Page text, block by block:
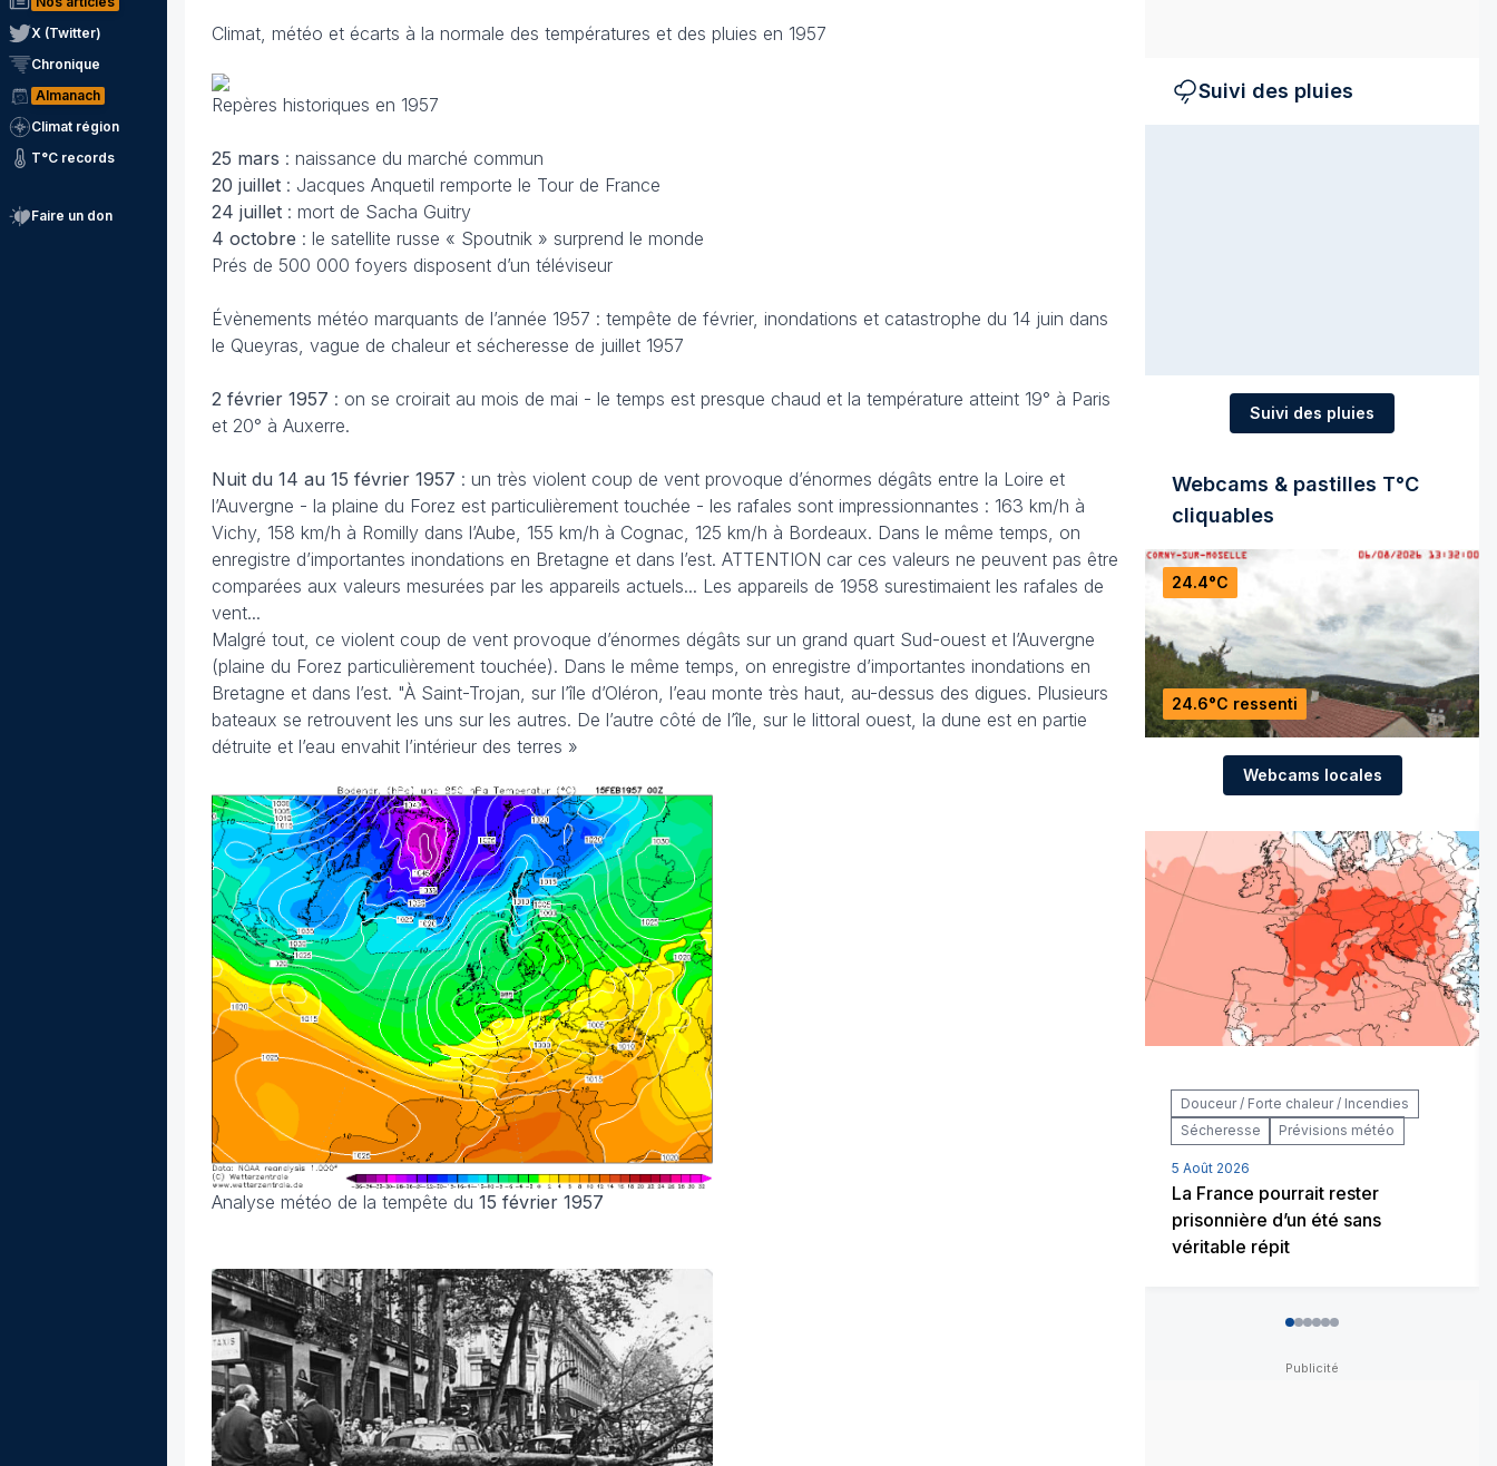
X (Twitter)
Chronique
Almanach
Climat région
T°C records
Faire un don
Climat, météo et écarts à la normale des températures et des pluies en 1957
Repères historiques en 1957
25 mars : naissance du marché commun
20 juillet : Jacques Anquetil remporte le Tour de France
24 juillet : mort de Sacha Guitry
4 octobre : le satellite russe « Spoutnik » surprend le monde
Prés de 500 000 foyers disposent d’un téléviseur
Évènements météo marquants de l’année 1957 : tempête de février, inondations et catastrophe du 14 juin dans
le Queyras, vague de chaleur et sécheresse de juillet 1957
2 février 1957 : on se croirait au mois de mai - le temps est presque chaud et la température atteint 19° à Paris
et 20° à Auxerre.
Nuit du 14 au 15 février 1957 : un très violent coup de vent provoque d’énormes dégâts entre la Loire et
l’Auvergne - la plaine du Forez est particulièrement touchée - les rafales sont impressionnantes : 163 km/h à
Vichy, 158 km/h à Romilly dans l’Aube, 155 km/h à Cognac, 125 km/h à Bordeaux. Dans le même temps, on
enregistre d’importantes inondations en Bretagne et dans l’est. ATTENTION car ces valeurs ne peuvent pas être
comparées aux valeurs mesurées par les appareils actuels... Les appareils de 1958 surestimaient les rafales de
vent...
Malgré tout, ce violent coup de vent provoque d’énormes dégâts sur un grand quart Sud-ouest et l’Auvergne
(plaine du Forez particulièrement touchée). Dans le même temps, on enregistre d’importantes inondations en
Bretagne et dans l’est. "À Saint-Trojan, sur l’île d’Oléron, l’eau monte très haut, au-dessus des digues. Plusieurs
bateaux se retrouvent les uns sur les autres. De l’autre côté de l’île, sur le littoral ouest, la dune est en partie
détruite et l’eau envahit l’intérieur des terres »
Analyse météo de la tempête du 15 février 1957
Suivi des pluies
Suivi des pluies
Webcams & pastilles T°C
cliquables
24.4°C
24.6°C ressenti
Webcams locales
Douceur / Forte chaleur / Incendies
Sécheresse
Prévisions météo
5 Août 2026
La France pourrait rester
prisonnière d’un été sans
véritable répit
012345